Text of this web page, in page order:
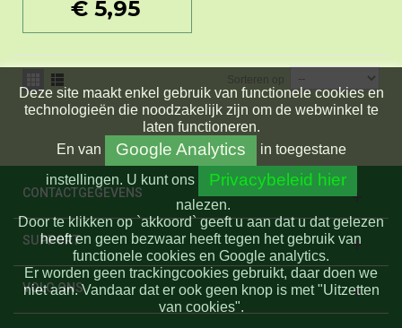
€ 5,95
Sorteren op
CONTACTGEGEVENS
SUPPORT
VOLG ONS
Deze site maakt enkel gebruik van functionele cookies en
technologieën die noodzakelijk zijn om de webwinkel te
laten functioneren.
En van Google Analytics
in toegestane
instellingen. U kunt ons Privacybeleid hier
nalezen.
Door te klikken op `akkoord` geeft u aan dat u dat gelezen
heeft en geen bezwaar heeft tegen het gebruik van
functionele cookies en Google analytics.
Er worden geen trackingcookies gebruikt, daar doen we
niet aan. Vandaar dat er ook geen knop is met "Uitzetten
van cookies".